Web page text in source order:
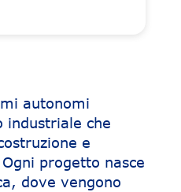
autonomi
industriale che
e
progetto nasce
dove vengono